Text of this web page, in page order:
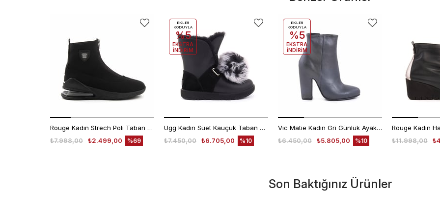
Rouge Kadın Strech Poli Taban Siyah Günlük Bot
₺2.499,00
₺7.998,00 %69
Ugg Kadın Süet Kauçuk Taban Siyah Günlük Bot
₺6.705,00
₺7.450,00 %10
EKLE5
KODUYLA
%5
EKSTRA
İNDİRİM
Vic Matie Kadın Gri Günlük Ayakkabı
₺5.805,00
₺6.450,00 %10
EKLE5
KODUYLA
%5
EKSTRA
İNDİRİM
₺11.998,00
Son Baktığınız Ürünler